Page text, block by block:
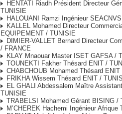
HENTATI Riadh Président Directeur
TUNISIE
HALOUANI Ramzi Ingénieur
KALLEL Mohamed Directeur
EQUIPEMENT / TUNISIE
DIMIER-VALLET Bernard Directeur
/ FRANCE
KLAY Mnaouar Master ISET GAFSA /
TOUNEKTI Fakher Thésard ENIT /
CHABCHOUB Mohamed Thésard
FRIKHA Wissem Thésard ENIT /
EL GHALI Abdessalem Maître
TUNISIE
TRABELSI Mohamed Gérant BISING /
M’CHEREK Hachemi Ingénieur